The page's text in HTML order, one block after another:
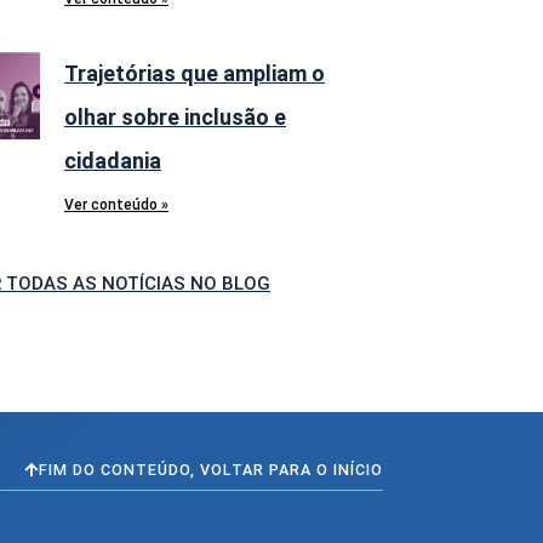
Trajetórias que ampliam o
olhar sobre inclusão e
cidadania
Ver conteúdo »
TODAS AS NOTÍCIAS NO BLOG
FIM DO CONTEÚDO, VOLTAR PARA O INÍCIO